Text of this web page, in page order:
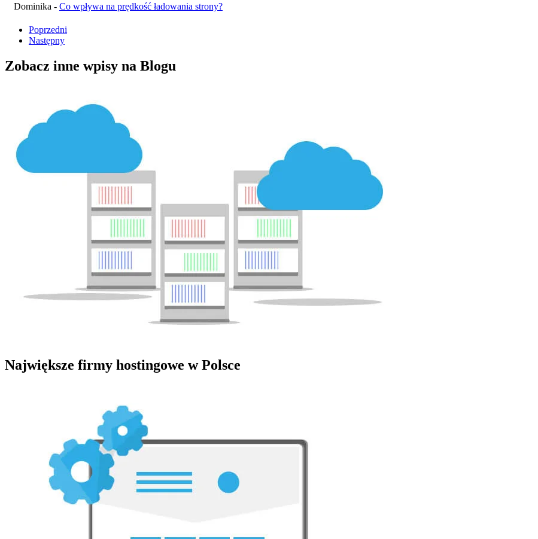
Dominika - Co wpływa na prędkość ładowania strony?
Poprzedni
Następny
Zobacz inne wpisy na Blogu
Największe firmy hostingowe w Polsce